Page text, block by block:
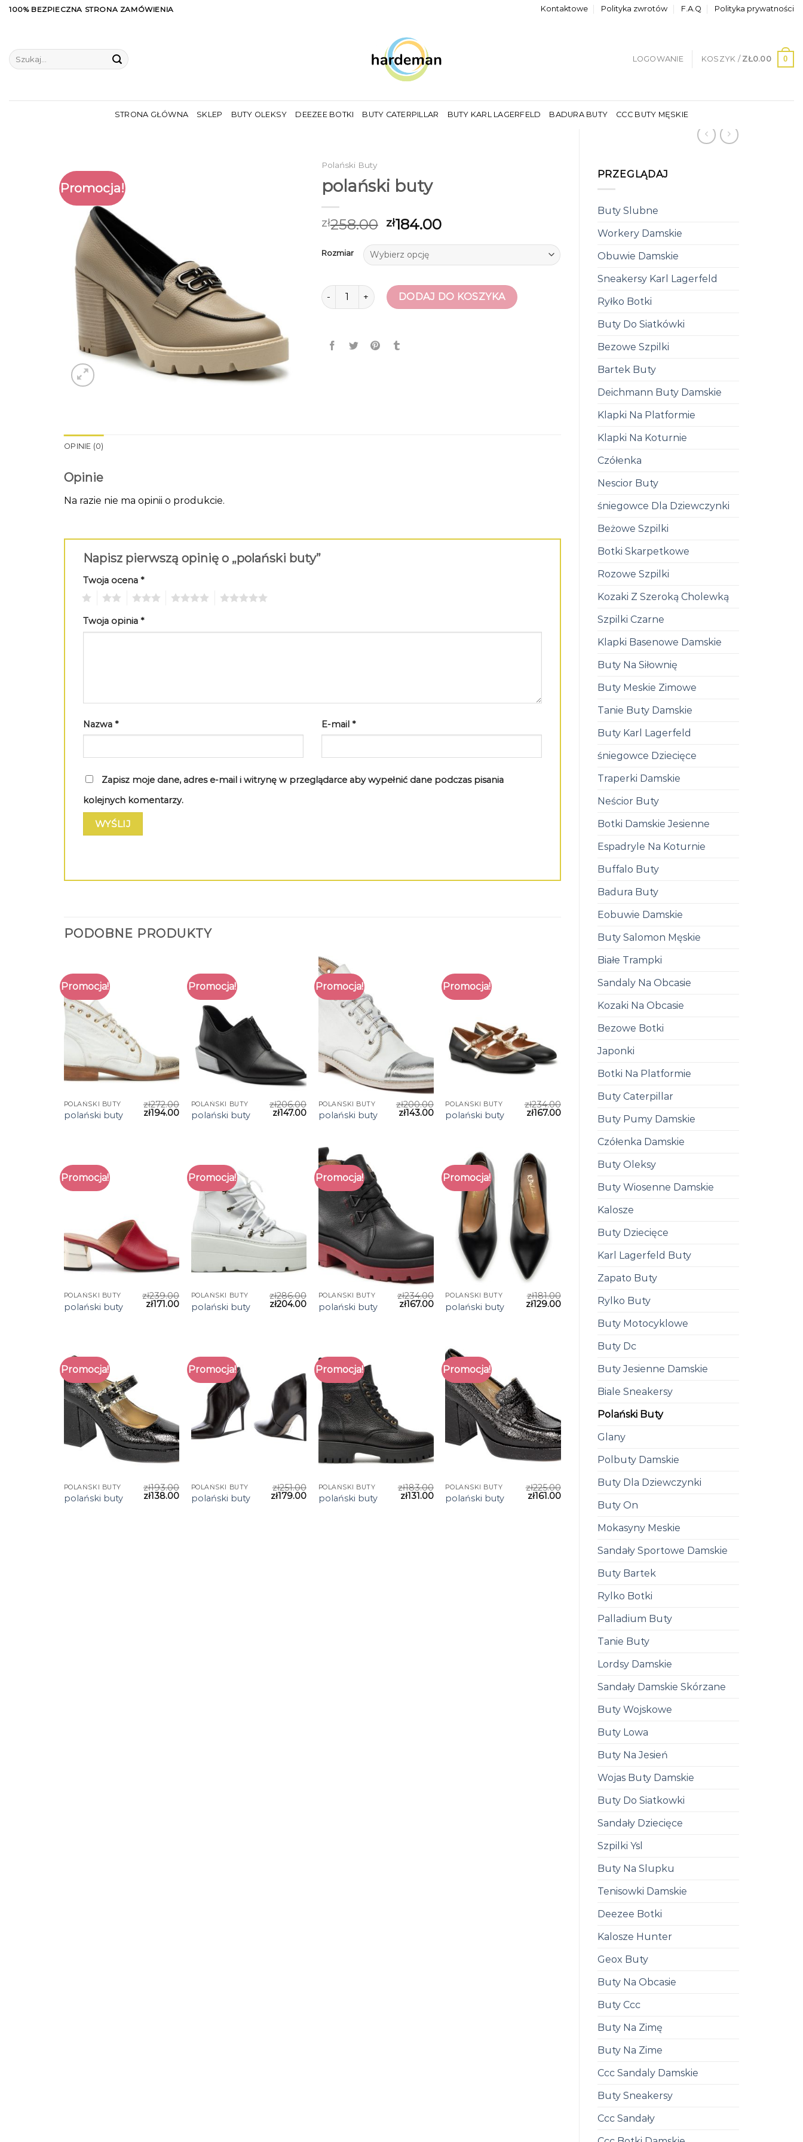
Skip100% BEZPIECZNA STRONA ZAMÓWIENIA Kontaktowe Polityka zwrotów F.A.Q Polityka prywatności
Szukaj:
LOGOWANIE KOSZYK / ZŁ0.00 0
STRONA GŁÓWNA SKLEP BUTY OLEKSY DEEZEE BOTKI BUTY CATERPILLAR BUTY KARL LAGERFELD BADURA BUTY CCC BUTY MĘSKIE
PRZEGLĄDAJ
Buty Slubne
Workery Damskie
Obuwie Damskie
Sneakersy Karl Lagerfeld
Ryłko Botki
Buty Do Siatkówki
Bezowe Szpilki
Bartek Buty
Deichmann Buty Damskie
Klapki Na Platformie
Klapki Na Koturnie
Czółenka
Nescior Buty
śniegowce Dla Dziewczynki
Beżowe Szpilki
Botki Skarpetkowe
Rozowe Szpilki
Kozaki Z Szeroką Cholewką
Szpilki Czarne
Klapki Basenowe Damskie
Buty Na Siłownię
Buty Meskie Zimowe
Tanie Buty Damskie
Buty Karl Lagerfeld
śniegowce Dziecięce
Traperki Damskie
Neścior Buty
Botki Damskie Jesienne
Espadryle Na Koturnie
Buffalo Buty
Badura Buty
Eobuwie Damskie
Buty Salomon Męskie
Białe Trampki
Sandaly Na Obcasie
Kozaki Na Obcasie
Bezowe Botki
Japonki
Botki Na Platformie
Buty Caterpillar
Buty Pumy Damskie
Czółenka Damskie
Buty Oleksy
Buty Wiosenne Damskie
Kalosze
Buty Dziecięce
Karl Lagerfeld Buty
Zapato Buty
Rylko Buty
Buty Motocyklowe
Buty Dc
Buty Jesienne Damskie
Biale Sneakersy
Polański Buty
Glany
Polbuty Damskie
Buty Dla Dziewczynki
Buty On
Mokasyny Meskie
Sandały Sportowe Damskie
Buty Bartek
Rylko Botki
Palladium Buty
Tanie Buty
Lordsy Damskie
Sandały Damskie Skórzane
Buty Wojskowe
Buty Lowa
Buty Na Jesień
Wojas Buty Damskie
Buty Do Siatkowki
Sandały Dziecięce
Szpilki Ysl
Buty Na Slupku
Tenisowki Damskie
Deezee Botki
Kalosze Hunter
Geox Buty
Buty Na Obcasie
Buty Ccc
Buty Na Zimę
Buty Na Zime
Ccc Sandaly Damskie
Buty Sneakersy
Ccc Sandały
Promocja!
Polański Buty
polański buty
zł258.00 zł184.00
Rozmiar
ilość polański butyDODAJ DO KOSZYKA
OPINIE (0)
Opinie
Na razie nie ma opinii o produkcie.
Napisz pierwszą opinię o „polański buty”
Twoja ocena *
Twoja opinia *
Nazwa * E-mail *
Zapisz moje dane, adres e-mail i witrynę w przeglądarce aby wypełnić dane podczas pisania
kolejnych komentarzy.
PODOBNE PRODUKTY
Promocja!
POLAŃSKI BUTY
polański buty
zł272.00
zł194.00
Promocja!
POLAŃSKI BUTY
polański buty
zł206.00
zł147.00
Promocja!
POLAŃSKI BUTY
polański buty
zł200.00
zł143.00
Promocja!
POLAŃSKI BUTY
polański buty
zł234.00
zł167.00
Promocja!
POLAŃSKI BUTY
polański buty
zł239.00
zł171.00
Promocja!
POLAŃSKI BUTY
polański buty
zł286.00
zł204.00
Promocja!
POLAŃSKI BUTY
polański buty
zł234.00
zł167.00
Promocja!
POLAŃSKI BUTY
polański buty
zł181.00
zł129.00
Promocja!
POLAŃSKI BUTY
polański buty
zł193.00
zł138.00
Promocja!
POLAŃSKI BUTY
polański buty
zł251.00
zł179.00
Promocja!
POLAŃSKI BUTY
polański buty
zł183.00
zł131.00
Promocja!
POLAŃSKI BUTY
polański buty
zł225.00
zł161.00